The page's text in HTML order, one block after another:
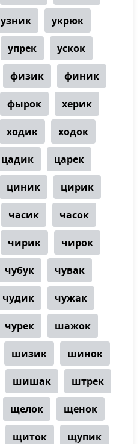
узник укрюк
упрек ускок
физик финик
фырок херик
ходик ходок
цадик царек
циник цирик
часик часок
чирик чирок
чубук чувак
чудик чужак
чурек шажок
шизик шинок
шишак штрек
щелок щенок
щиток щупик